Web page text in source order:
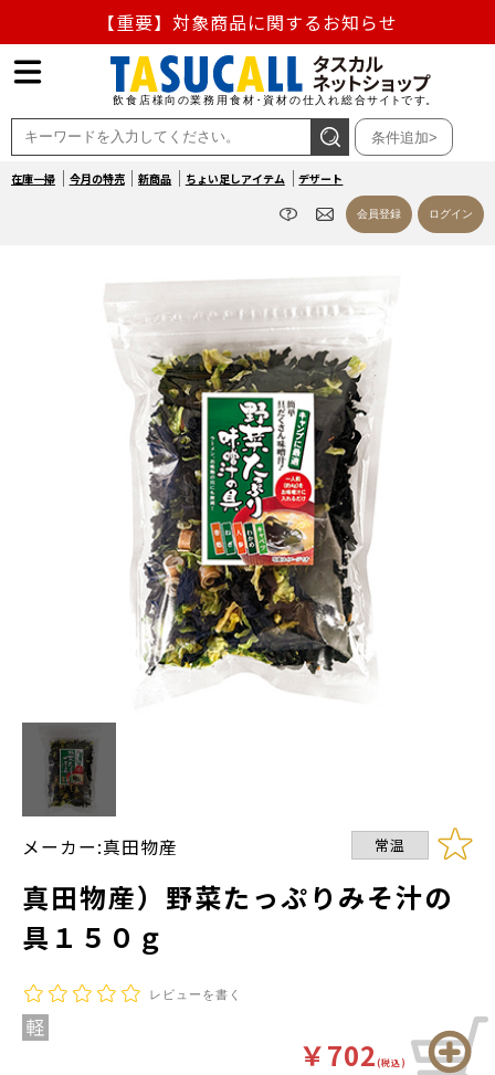
【重要】対象商品に関するお知らせ
【重要】熊本地震の影響による商品出荷停止のお知らせ
熊本県熊本地方を震源とする地震の影響によるお荷物のお
届け遅延について
条件追加>
在庫一掃 今月の特売 新商品 ちょい足しアイテム デザート
会員登録 ログイン
メーカー:真田物産 常温
真田物産）野菜たっぷりみそ汁の
具１５０ｇ
レビューを書く
￥702(税込)